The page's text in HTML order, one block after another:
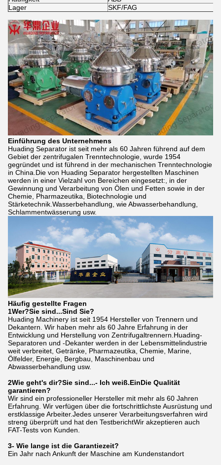
Lager
SKF/FAG
Einführung des Unternehmens
Huading Separator ist seit mehr als 60 Jahren führend auf dem
Gebiet der zentrifugalen Trenntechnologie, wurde 1954
gegründet und ist führend in der mechanischen Trenntechnologie
in China.Die von Huading Separator hergestellten Maschinen
werden in einer Vielzahl von Bereichen eingesetzt:, in der
Gewinnung und Verarbeitung von Ölen und Fetten sowie in der
Chemie, Pharmazeutika, Biotechnologie und
Stärketechnik.Wasserbehandlung, wie Abwasserbehandlung,
Schlammentwässerung usw.
Häufig gestellte Fragen
1Wer?Sie sind...Sind Sie?
Huading Machinery ist seit 1954 Hersteller von Trennern und
Dekantern. Wir haben mehr als 60 Jahre Erfahrung in der
Entwicklung und Herstellung von Zentrifugaltrennern.Huading-
Separatoren und -Dekanter werden in der Lebensmittelindustrie
weit verbreitet, Getränke, Pharmazeutika, Chemie, Marine,
Ölfelder, Energie, Bergbau, Maschinenbau und
Abwasserbehandlung usw.
2Wie geht's dir?Sie sind...- Ich weiß.EinDie Qualität
garantieren?
Wir sind ein professioneller Hersteller mit mehr als 60 Jahren
Erfahrung. Wir verfügen über die fortschrittlichste Ausrüstung und
erstklassige Arbeiter.Jedes unserer Verarbeitungsverfahren wird
streng überprüft und hat den TestberichtWir akzeptieren auch
FAT-Tests von Kunden.
3- Wie lange ist die Garantiezeit?
Ein Jahr nach Ankunft der Maschine am Kundenstandort